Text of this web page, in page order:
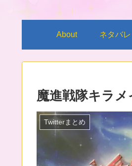
About ネタバレ
魔進戦隊キラ
Twitterまとめ